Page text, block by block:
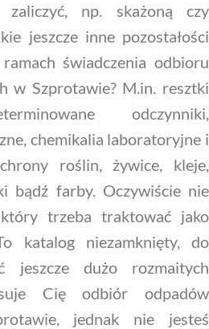
zaliczyć, np. skażoną czy
jeszcze inne pozostałości
świadczenia odbioru
w Szprotawie? M.in. resztki
odczynniki,
chemikalia laboratoryjne i
roślin, żywice, kleje,
bądź farby. Oczywiście nie
trzeba traktować jako
katalog niezamknięty, do
jeszcze dużo rozmaitych
Cię odbiór odpadów
jednak nie jesteś